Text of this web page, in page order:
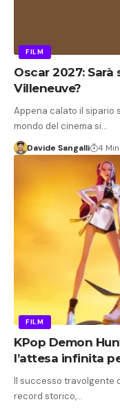
FILM
Oscar 2027:
Villeneuve?
Appena calato il sipario
mondo del cinema si…
Davide Sangalli 4 Min
FILM
KPop Demon
l’attesa infinita
Il successo travolgente
record storico,…